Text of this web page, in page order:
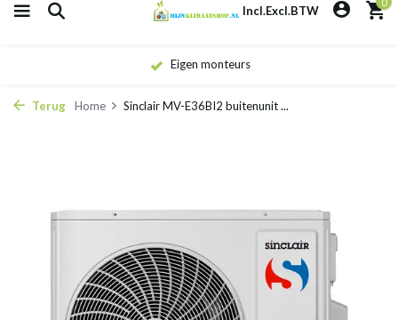
Incl.Excl.BTW
Eigen monteurs
Terug Home Sinclair MV-E36BI2 buitenunit ...